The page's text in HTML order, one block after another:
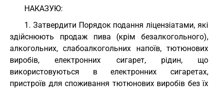
НАКАЗУЮ:
1. Затвердити Порядок подання ліцензіатами, які
здійснюють продаж пива (крім безалкогольного),
алкогольних, слабоалкогольних напоїв, тютюнових
виробів, електронних сигарет, рідин, що
використовуються в електронних сигаретах,
пристроїв для споживання тютюнових виробів без їх